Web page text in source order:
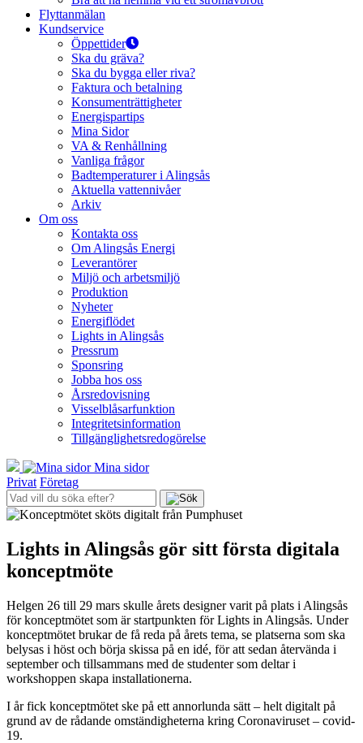
Flyttanmälan
Kundservice
Öppettider
Ska du gräva?
Ska du bygga eller riva?
Faktura och betalning
Konsumenträttigheter
Energispartips
Mina Sidor
VA & Renhållning
Vanliga frågor
Badtemperaturer i Alingsås
Aktuella vattennivåer
Arkiv
Om oss
Kontakta oss
Om Alingsås Energi
Leverantörer
Miljö och arbetsmiljö
Produktion
Nyheter
Energiflödet
Lights in Alingsås
Pressrum
Sponsring
Jobba hos oss
Årsredovisning
Visselblåsarfunktion
Integritetsinformation
Tillgänglighetsredogörelse
Mina sidor
Privat Företag
Lights in Alingsås gör sitt första digitala
konceptmöte
Helgen 26 till 29 mars skulle årets designer varit på plats i Alingsås
för konceptmötet som är startpunkten för Lights in Alingsås. Under
konceptmötet brukar de få reda på årets tema, se platserna som ska
belysas i höst och börja skissa på en idé, för att sedan återvända i
september och tillsammans med de studenter som deltar i
workshoppen skapa installationerna.
I år fick konceptmötet ske på ett annorlunda sätt – helt digitalt på
grund av de rådande omständigheterna kring Coronaviruset – covid-
19.